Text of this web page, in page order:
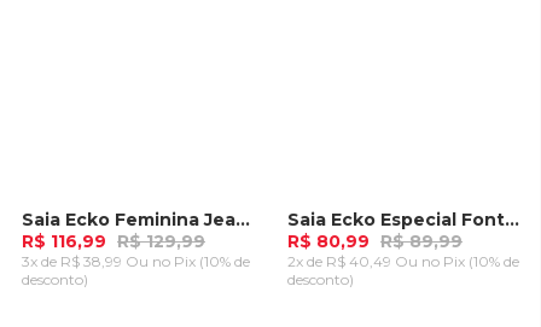
-10%Saia Ecko Feminina Jeans Slim Azul
R$ 116,99 R$ 129,99
3x de R$ 38,99 Ou no Pix (10% de
desconto)
-10%Saia Ecko Especial Fontaine Preta
R$ 80,99 R$ 89,99
2x de R$ 40,49 Ou no Pix (10% de
desconto)